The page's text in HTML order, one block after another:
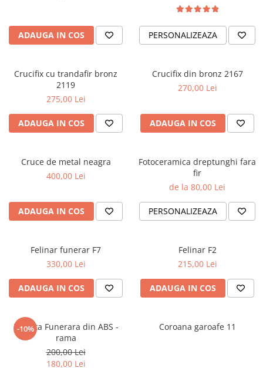
ADAUGA IN COS PERSONALIZEAZA
Crucifix cu trandafir bronz
2119
275,00 Lei
ADAUGA IN COS
Crucifix din bronz 2167
270,00 Lei
ADAUGA IN COS
Cruce de metal neagra
400,00 Lei
ADAUGA IN COS
Fotoceramica dreptunghi fara
fir
de la 80,00 Lei
PERSONALIZEAZA
Felinar funerar F7
330,00 Lei
ADAUGA IN COS
Felinar F2
215,00 Lei
ADAUGA IN COS
-10%
Placuta Funerara din ABS -
rama
200,00 Lei
180,00 Lei
Coroana garoafe 11